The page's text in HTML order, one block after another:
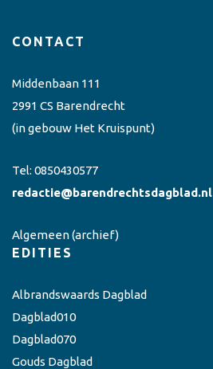
CONTACT
Middenbaan 111
2991 CS Barendrecht
(in gebouw Het Kruispunt)
Tel: 0850430577
redactie@barendrechtsdagblad.nl
Algemeen(archief)
EDITIES
Albrandswaards Dagblad
Dagblad010
Dagblad070
Gouds Dagblad